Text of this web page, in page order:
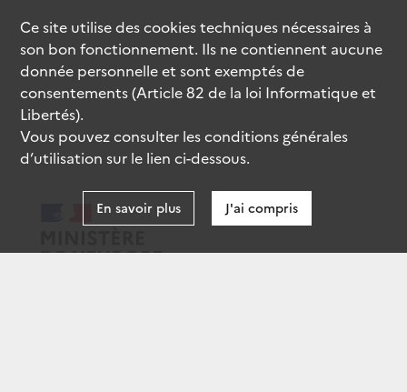
Ce site utilise descookiestechniques nécessaires à
son bon fonctionnement. Ils ne contiennent aucune
donnée personnelle et sont exemptés de
consentements (Article 82 de la loi Informatique et
Libertés).
Vous pouvez consulter les conditions générales
d’utilisation sur le lien ci-dessous.
En savoir plus J'ai compris